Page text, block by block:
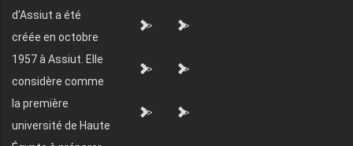
d'Assiut a été
créée en octobre
1957 à Assiut. Elle
considère comme
la première
université de Haute
"> ">
"> ">
"> ">